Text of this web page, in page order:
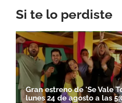
Si te lo perdiste
Gran estreno de 'Se Vale
lunes 24 de agosto a las